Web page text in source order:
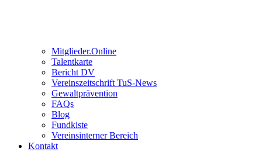
Mitglieder.Online
Talentkarte
Bericht DV
Vereinszeitschrift TuS-News
Gewaltprävention
FAQs
Blog
Fundkiste
Vereinsinterner Bereich
Kontakt